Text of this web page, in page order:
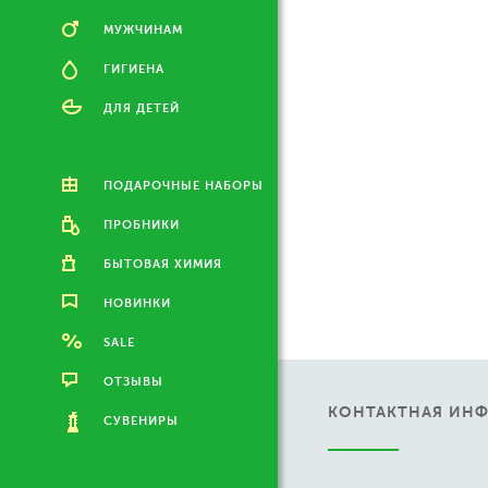
МУЖЧИНАМ
ГИГИЕНА
ДЛЯ ДЕТЕЙ
ПОДАРОЧНЫЕ НАБОРЫ
ПРОБНИКИ
БЫТОВАЯ ХИМИЯ
НОВИНКИ
SALE
ОТЗЫВЫ
СУВЕНИРЫ
КОНТАКТНАЯ